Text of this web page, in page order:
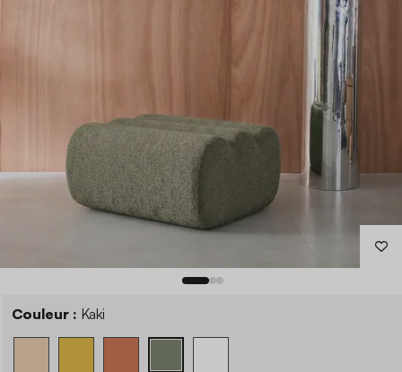
Couleur : Kaki